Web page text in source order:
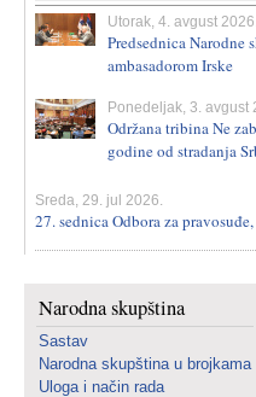
Utorak, 4. avgust 2026.
Predsednica Narodne
ambasadorom Irske
Ponedeljak, 3. avgust
Održana tribina Ne
godine od stradanja
Sreda, 29. jul 2026.
27. sednica Odbora za
Narodna skupština
Sastav
Narodna skupština u brojkama
Uloga i način rada